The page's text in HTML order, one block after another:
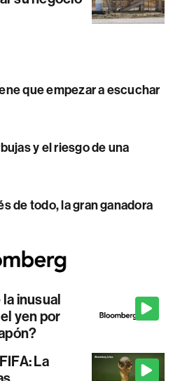
que empezar a escuchar
y el riesgo de una
de todo, la gran ganadora
inusual
yen por
La